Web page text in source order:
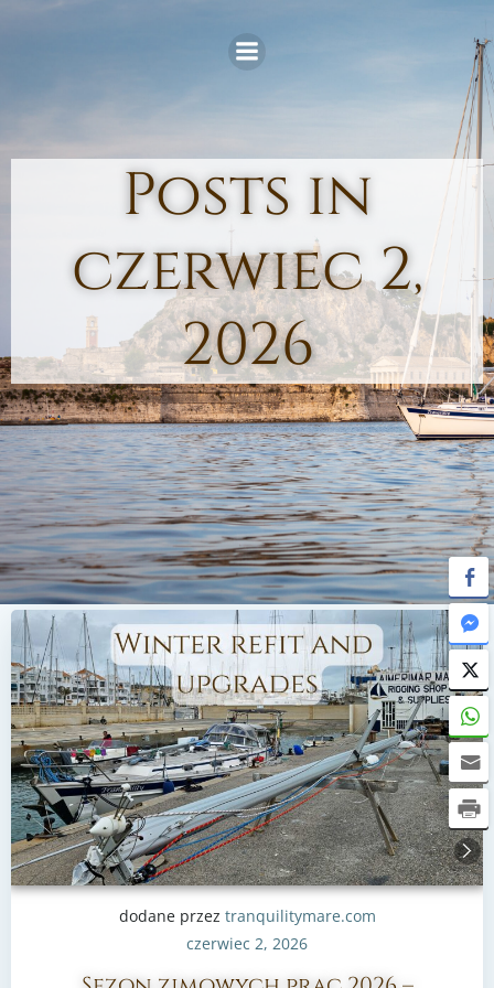
to
content
Posts in
czerwiec 2,
2026
dodane przez tranquilitymare.com
czerwiec 2, 2026